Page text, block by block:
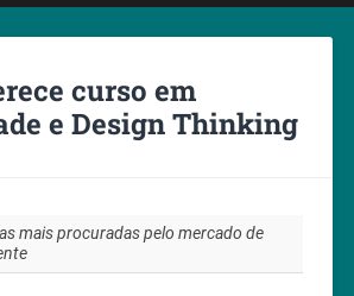
curso em
e Design Thinking
mais procuradas pelo mercado de